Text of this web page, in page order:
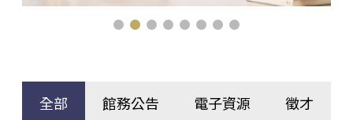
全部 館務公告 電子資源 徵才